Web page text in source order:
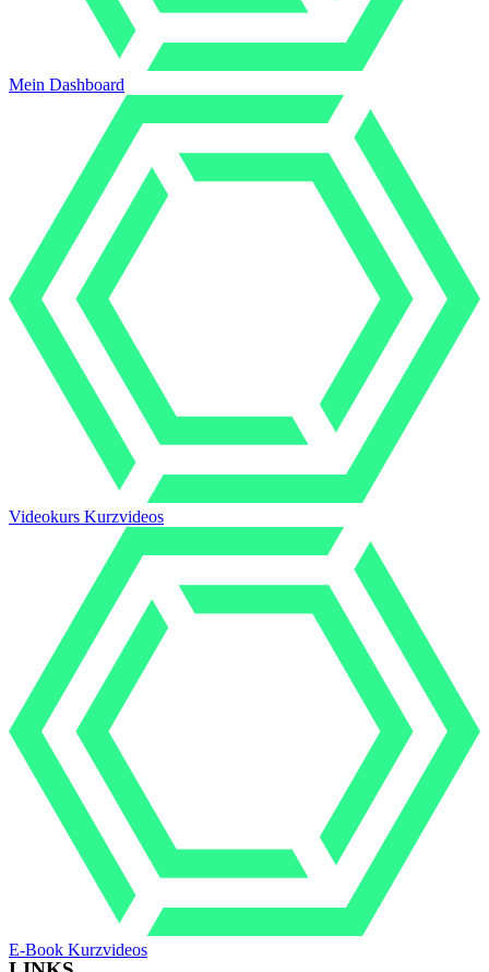
Mein Dashboard
Videokurs Kurzvideos
E-Book Kurzvideos